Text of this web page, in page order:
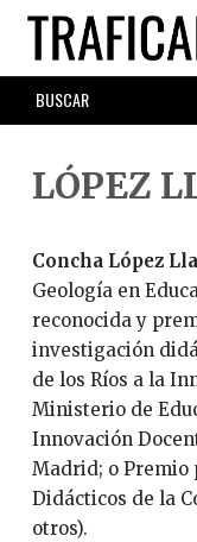
Skip
main
content
SEARCH
FORM
LÓPEZ
Concha López
Geología en
reconocida y
investigación
de los Ríos a la
Ministerio de
Innovación
Madrid; o Premio
Didácticos de la
otros).